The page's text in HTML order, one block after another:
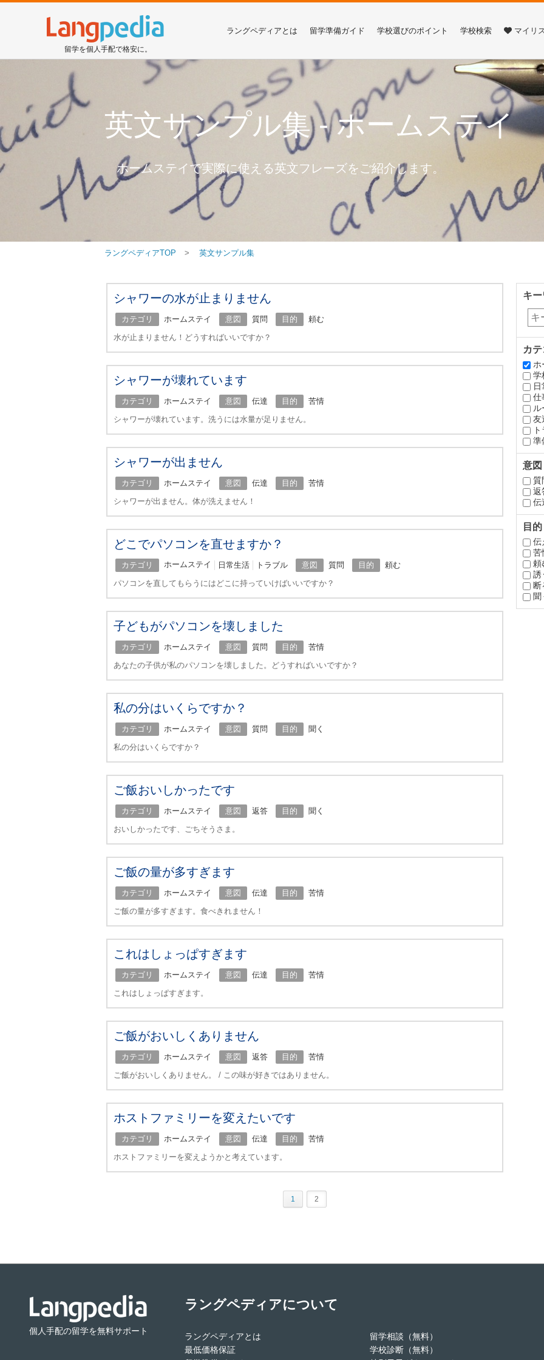
留学を個人手配で格安に。
ラングペディアとは 留学準備ガイド 学校選びのポイント 学校検索 マイリ
英文サンプル集 - ホームステイ
ホームステイで実際に使える英文フレーズをご紹介します。
ラングペディアTOP 英文サンプル集
シャワーの水が止まりません
カテゴリ ホームステイ 意図 質問 目的
頼む
水が止まりません！どうすればいいですか？
シャワーが壊れています
カテゴリ ホームステイ 意図 伝達 目的
苦情
シャワーが壊れています。洗うには水量が足りません。
シャワーが出ません
カテゴリ ホームステイ 意図 伝達 目的
苦情
シャワーが出ません。体が洗えません！
どこでパソコンを直せますか？
カテゴリ ホームステイ 日常生活 トラブル 意図 質問 目的
頼む
パソコンを直してもらうにはどこに持っていけばいいですか？
子どもがパソコンを壊しました
カテゴリ ホームステイ 意図 質問 目的
苦情
あなたの子供が私のパソコンを壊しました。どうすればいいですか？
私の分はいくらですか？
カテゴリ ホームステイ 意図 質問 目的
聞く
私の分はいくらですか？
ご飯おいしかったです
カテゴリ ホームステイ 意図 返答 目的
聞く
おいしかったです、ごちそうさま。
ご飯の量が多すぎます
カテゴリ ホームステイ 意図 伝達 目的
苦情
ご飯の量が多すぎます。食べきれません！
これはしょっぱすぎます
カテゴリ ホームステイ 意図 伝達 目的
苦情
これはしょっぱすぎます。
ご飯がおいしくありません
カテゴリ ホームステイ 意図 返答 目的
苦情
ご飯がおいしくありません。 / この味が好きではありません。
ホストファミリーを変えたいです
カテゴリ ホームステイ 意図 伝達 目的
苦情
ホストファミリーを変えようかと考えています。
1 2
キ
カテ
ホ
学
日
仕
友
準
意図
質
返
伝
目的
伝
苦
頼
誘
断
聞
個人手配の留学を無料サポート
ラングペディアについて
ラングペディアとは
最低価格保証
留学相談（無料）
学校診断（無料）